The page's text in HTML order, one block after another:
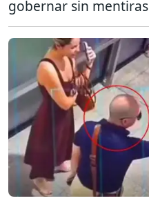
gobernar sin mentiras